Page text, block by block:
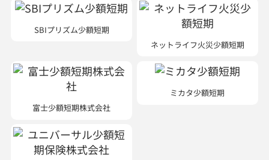
SBIプリズム少額短期
ネットライフ火災少額短期
富士少額短期株式会社
ミカタ少額短期